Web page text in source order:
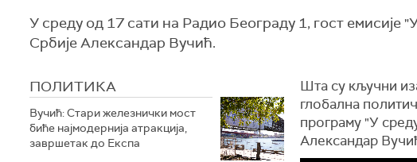
У среду од 17 сати на Радио Београду 1, гост емисије
Србије Александар Вучић.
ПОЛИТИКА
Вучић: Стари железнички мост
биће најмодернија атракција,
завршетак до Експа
Шта су кључни
глобална
програму "У
Александар